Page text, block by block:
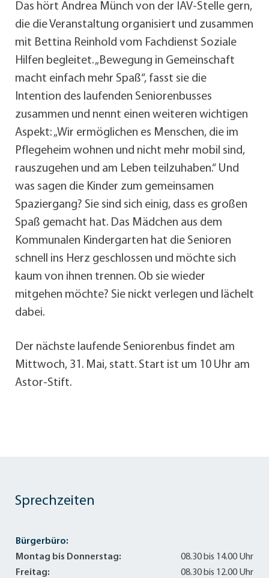
Das hört Andrea Münch von der IAV-Stelle gern,
die die Veranstaltung organisiert und zusammen
mit Bettina Reinhold vom Fachdienst Soziale
Hilfen begleitet. „Bewegung in Gemeinschaft
macht einfach mehr Spaß“, fasst sie die
Intention des laufenden Seniorenbusses
zusammen und nennt einen weiteren wichtigen
Aspekt: „Wir ermöglichen es Menschen, die im
Pflegeheim wohnen und nicht mehr mobil sind,
rauszugehen und am Leben teilzuhaben.“ Und
was sagen die Kinder zum gemeinsamen
Spaziergang? Sie sind sich einig, dass es großen
Spaß gemacht hat. Das Mädchen aus dem
Kommunalen Kindergarten hat die Senioren
schnell ins Herz geschlossen und möchte sich
kaum von ihnen trennen. Ob sie wieder
mitgehen möchte? Sie nickt verlegen und lächelt
dabei.
Der nächste laufende Seniorenbus findet am
Mittwoch, 31. Mai, statt. Start ist um 10 Uhr am
Astor-Stift.
Sprechzeiten
Bürgerbüro:
Montag bis Donnerstag:
08.30 bis 14.00 Uhr
Freitag:
08.30 bis 12.00 Uhr